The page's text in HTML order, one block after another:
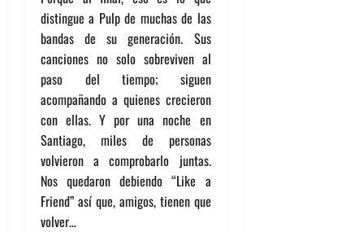
distingue a Pulp de muchas de las
bandas de su generación. Sus
canciones no solo sobreviven al
paso del tiempo; siguen
acompañando a quienes crecieron
con ellas. Y por una noche en
Santiago, miles de personas
volvieron a comprobarlo juntas.
Nos quedaron debiendo “Like a
Friend” así que, amigos, tienen que
volver…